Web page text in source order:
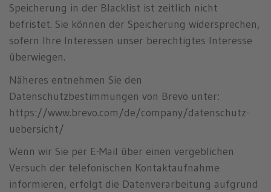
Speicherung in der Blacklist ist zeitlich nicht
befristet. Sie können der Speicherung widersprechen,
sofern Ihre Interessen unser berechtigtes Interesse
überwiegen.
Näheres entnehmen Sie den
Datenschutzbestimmungen von Brevo unter:
https://www.brevo.com/de/company/datenschutz-
uebersicht/
Wenn wir Sie per E-Mail über einen vergeblichen
Versuch der telefonischen Kontaktaufnahme
informieren, erfolgt die Datenverarbeitung aufgrund